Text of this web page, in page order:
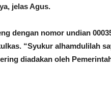
jelas Agus.
dengan nomor undian
“Syukur alhamdulilah
diadakan oleh